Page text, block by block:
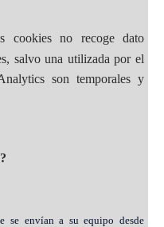
cookies no recoge dato
salvo una utilizada por el
son temporales y
se envían a su equipo desde